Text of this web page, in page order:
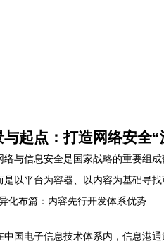
与起点：打造网络安全“
络与信息安全是国家战略的重要组
是以平台为容器、以内容为基础寻找
化布篇：内容先行开发体系优势
中国电子信息技术体系内，信息港